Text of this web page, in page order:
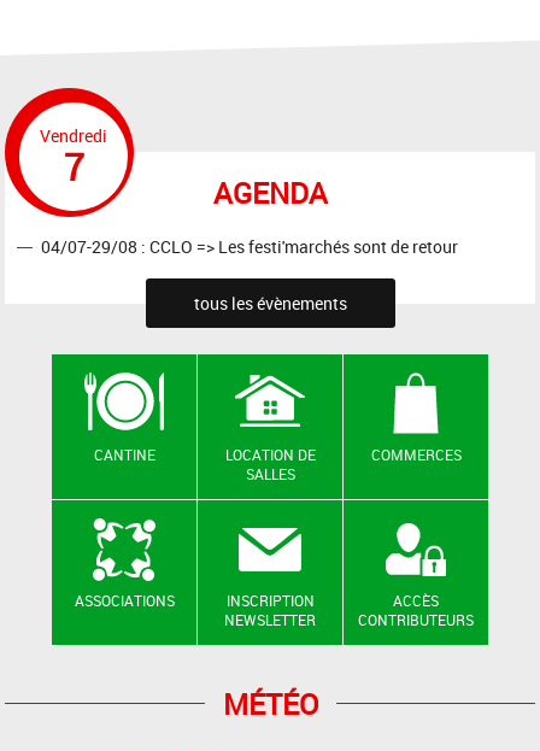
AGENDA
Vendredi
7
04/07-29/08 : CCLO => Les festi'marchés sont de retour
tous les évènements
CANTINE
LOCATION DE
SALLES
COMMERCES
ASSOCIATIONS
INSCRIPTION
NEWSLETTER
ACCÈS
CONTRIBUTEURS
MÉTÉO